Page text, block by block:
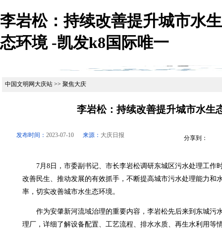
李岩松：持续改善提升城市水生
态环境 -凯发k8国际唯一
中国文明网大庆站 >> 聚焦大庆
李岩松：持续改善提升城市水生
发布时间： 2023-07-10 来源： 大庆日报 分享到：
7月8日，市委副书记、市长李岩松调研东城区污水处理工作
改善民生、推动发展的有效抓手，不断提高城市污水处理能力和
率，切实改善城市水生态环境。
作为安肇新河流域治理的重要内容，李岩松先后来到东城污
理厂，详细了解设备配置、工艺流程、排水水质、再生水利用等